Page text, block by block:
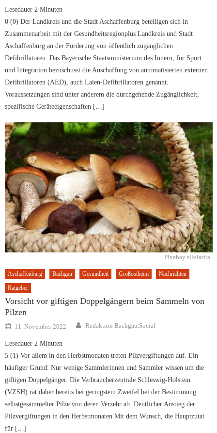
Lesedauer 2 Minuten
0 (0) Der Landkreis und die Stadt Aschaffenburg beteiligen sich in
Zusammenarbeit mit der Gesundheitsregionplus Landkreis und Stadt
Aschaffenburg an der Förderung von öffentlich zugänglichen
Defibrillatoren. Das Bayerische Staatsministerium des Innern, für Sport
und Integration bezuschusst die Anschaffung von automatisierten externen
Defibrillatoren (AED), auch Laien-Defibrillatoren genannt.
Voraussetzungen sind unter anderem die durchgehende Zugänglichkeit,
spezifische Geräteeigenschaften […]
Pixabay silviarita
Aschaffenburg Bachgau Gesundheit Großostheim Nachrichten
Ratgeber
Vorsicht vor giftigen Doppelgängern beim Sammeln von
Pilzen
Posted
on
11. November 2022 Author
Redaktion Bachgau.Social
Lesedauer 2 Minuten
5 (1) Vor allem in den Herbstmonaten treten Pilzvergiftungen auf. Ein
häufiger Grund: Nur wenige Sammlerinnen und Sammler wissen um die
giftigen Doppelgänger. Die Verbraucherzentrale Schleswig-Holstein
(VZSH) rät daher bereits bei geringstem Zweifel bei der Bestimmung
selbstgesammelter Pilze von deren Verzehr ab. Deutlicher Anstieg der
Pilzvergiftungen in den Herbstmonaten Mit dem Wunsch, die Hauptzutat
für […]